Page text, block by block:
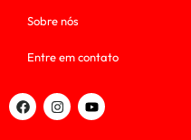
Sobre nós
Entre em contato